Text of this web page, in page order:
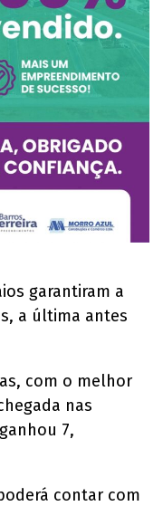
garantiram a
a última antes
com o melhor
nas
7,
contar com